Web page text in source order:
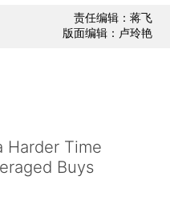
责任编辑：蒋飞
版面编辑：卢玲艳
Harder Time
Buys